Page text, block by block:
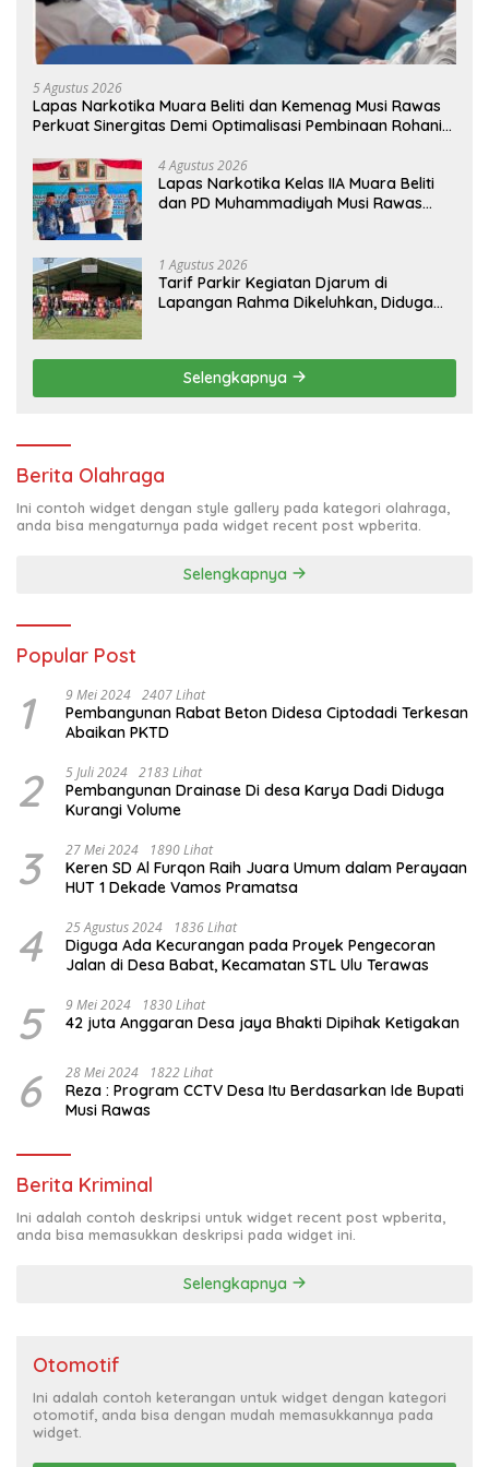
5 Agustus 2026
Lapas Narkotika Muara Beliti dan Kemenag Musi Rawas
Perkuat Sinergitas Demi Optimalisasi Pembinaan Rohani
4 Agustus 2026
Lapas Narkotika Kelas IIA Muara Beliti
dan PD Muhammadiyah Musi Rawas
1 Agustus 2026
Tarif Parkir Kegiatan Djarum di
Lapangan Rahma Dikeluhkan, Diduga
Selengkapnya
Berita Olahraga
Ini contoh widget dengan style gallery pada kategori olahraga,
anda bisa mengaturnya pada widget recent post wpberita.
Selengkapnya
Popular Post
1 9 Mei 2024 2407 Lihat
Pembangunan Rabat Beton Didesa Ciptodadi Terkesan
Abaikan PKTD
2 5 Juli 2024 2183 Lihat
Pembangunan Drainase Di desa Karya Dadi Diduga
Kurangi Volume
3 27 Mei 2024 1890 Lihat
Keren SD Al Furqon Raih Juara Umum dalam Perayaan
HUT 1 Dekade Vamos Pramatsa
4 25 Agustus 2024 1836 Lihat
Diguga Ada Kecurangan pada Proyek Pengecoran
Jalan di Desa Babat, Kecamatan STL Ulu Terawas
5 9 Mei 2024 1830 Lihat
42 juta Anggaran Desa jaya Bhakti Dipihak Ketigakan
6 28 Mei 2024 1822 Lihat
Reza : Program CCTV Desa Itu Berdasarkan Ide Bupati
Musi Rawas
Berita Kriminal
Ini adalah contoh deskripsi untuk widget recent post wpberita,
anda bisa memasukkan deskripsi pada widget ini.
Selengkapnya
Otomotif
Ini adalah contoh keterangan untuk widget dengan kategori
otomotif, anda bisa dengan mudah memasukkannya pada
widget.